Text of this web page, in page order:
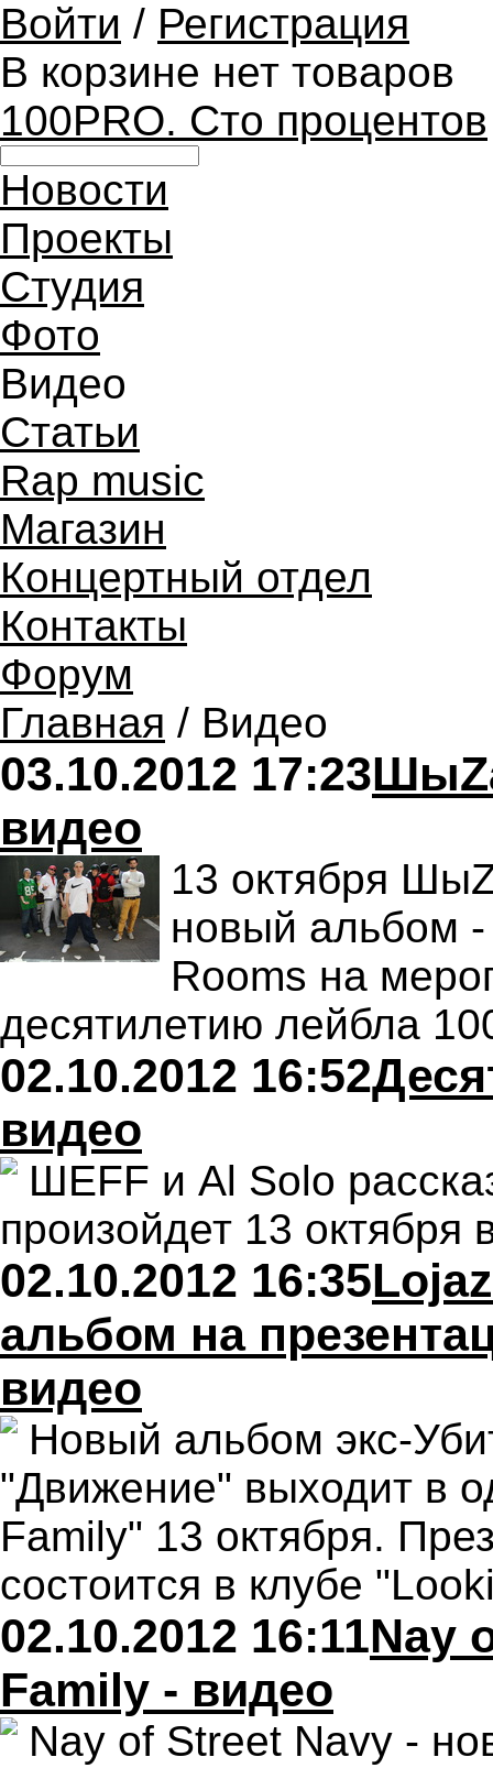
Войти / Регистрация
В корзине нет товаров
100PRO. Сто процентов
Новости
Проекты
Студия
Фото
Видео
Статьи
Rap music
Магазин
Концертный отдел
Контакты
Форум
Главная / Видео
03.10.2012 17:23
видео
13 октября
новый альбом
Rooms на
десятилетию лейбла
02.10.2012 16:52
видео
ШEFF и Al Solo
произойдет 13 октября
02.10.2012 16:35
альбом на
видео
Новый альбом экс-
"Движение" выходит в
Family" 13 октября.
состоится в клубе
02.10.2012 16:11Nay
Family - видео
Nay of Street Navy -